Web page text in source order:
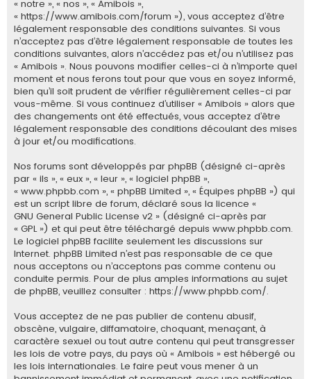
« notre », « nos », « Amibois »,
« https://www.amibois.com/forum »), vous acceptez d’être
légalement responsable des conditions suivantes. Si vous
n’acceptez pas d’être légalement responsable de toutes les
conditions suivantes, alors n’accédez pas et/ou n’utilisez pas
« Amibois ». Nous pouvons modifier celles-ci à n’importe quel
moment et nous ferons tout pour que vous en soyez informé,
bien qu’il soit prudent de vérifier régulièrement celles-ci par
vous-même. Si vous continuez d’utiliser « Amibois » alors que
des changements ont été effectués, vous acceptez d’être
légalement responsable des conditions découlant des mises
à jour et/ou modifications.
Nos forums sont développés par phpBB (désigné ci-après
par « ils », « eux », « leur », « logiciel phpBB »,
« www.phpbb.com », « phpBB Limited », « Équipes phpBB ») qui
est un script libre de forum, déclaré sous la licence «
GNU General Public License v2 » (désigné ci-après par
« GPL ») et qui peut être téléchargé depuis www.phpbb.com.
Le logiciel phpBB facilite seulement les discussions sur
Internet. phpBB Limited n’est pas responsable de ce que
nous acceptons ou n’acceptons pas comme contenu ou
conduite permis. Pour de plus amples informations au sujet
de phpBB, veuillez consulter : https://www.phpbb.com/.
Vous acceptez de ne pas publier de contenu abusif,
obscène, vulgaire, diffamatoire, choquant, menaçant, à
caractère sexuel ou tout autre contenu qui peut transgresser
les lois de votre pays, du pays où « Amibois » est hébergé ou
les lois internationales. Le faire peut vous mener à un